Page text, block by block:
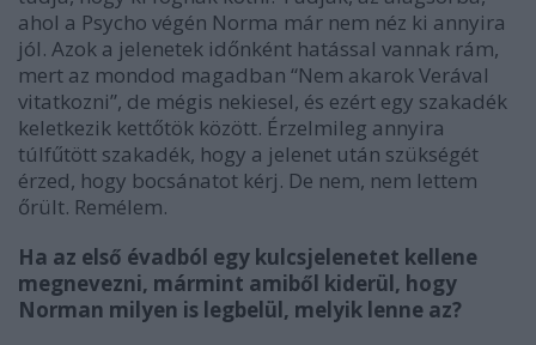
ahol a Psycho végén Norma már nem néz ki annyira
jól. Azok a jelenetek időnként hatással vannak rám,
mert az mondod magadban “Nem akarok Verával
vitatkozni”, de mégis nekiesel, és ezért egy szakadék
keletkezik kettőtök között. Érzelmileg annyira
túlfűtött szakadék, hogy a jelenet után szükségét
érzed, hogy bocsánatot kérj. De nem, nem lettem
őrült. Remélem.
Ha az első évadból egy kulcsjelenetet kellene
megnevezni, mármint amiből kiderül, hogy
Norman milyen is legbelül, melyik lenne az?